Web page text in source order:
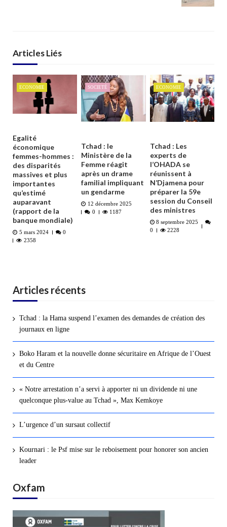
Articles Liés
ECONOMIE
Egalité
économique
femmes-hommes :
des disparités
massives et plus
importantes
qu’estimé
auparavant
(rapport de la
banque mondiale)
5 mars 2024
0
2358
SOCIETÉ
Tchad : le
Ministère de la
Femme réagit
après un drame
familial impliquant
un gendarme
12 décembre 2025
0
1187
ECONOMIE
Tchad : Les
experts de
l’OHADA se
réunissent à
N’Djamena pour
préparer la 59e
session du Conseil
des ministres
8 septembre 2025
0
2228
Articles récents
Tchad : la Hama suspend l’examen des demandes de création des
journaux en ligne
Boko Haram et la nouvelle donne sécuritaire en Afrique de l’Ouest
et du Centre
« Notre arrestation n’a servi à apporter ni un dividende ni une
quelconque plus-value au Tchad », Max Kemkoye
L’urgence d’un sursaut collectif
Kournari : le Psf mise sur le reboisement pour honorer son ancien
leader
Oxfam